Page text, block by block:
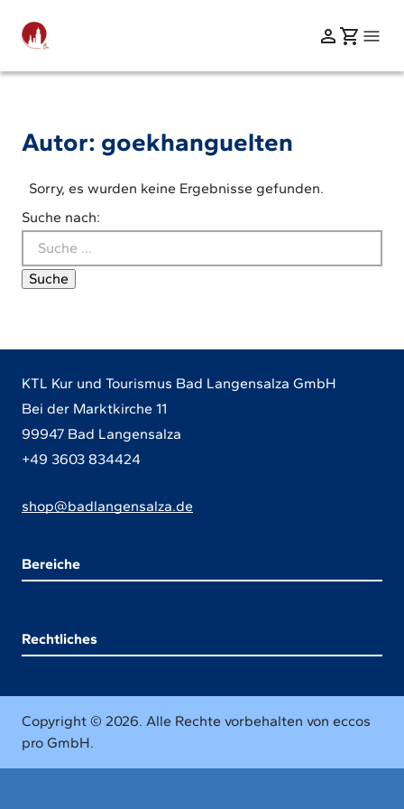
Autor: goekhanguelten
Sorry, es wurden keine Ergebnisse gefunden.
Suche nach:
Suche
KTL Kur und Tourismus Bad Langensalza GmbH
Bei der Marktkirche 11
99947 Bad Langensalza
+49 3603 834424
shop@badlangensalza.de
Bereiche
Rechtliches
Copyright © 2026. Alle Rechte vorbehalten von eccos
pro GmbH.